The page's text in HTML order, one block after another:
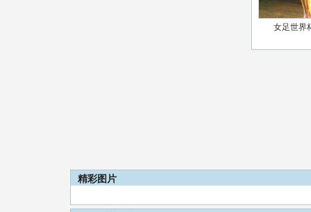
女足世界
精彩图片